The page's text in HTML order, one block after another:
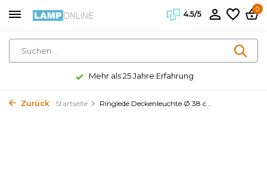
4.5/5
0
Mehr als 25 Jahre Erfahrung
Zurück Startseite Ringlede Deckenleuchte Ø 38 c...